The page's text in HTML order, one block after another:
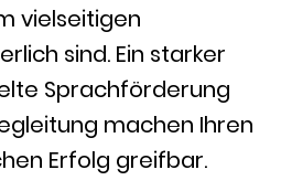
vielseitigen
sind. Ein starker
Sprachförderung
machen Ihren
Erfolg greifbar.